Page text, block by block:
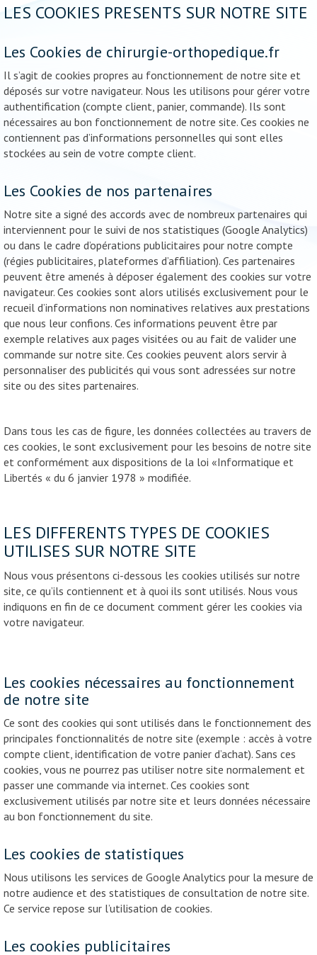
LES COOKIES PRESENTS SUR NOTRE SITE
Les Cookies de chirurgie-orthopedique.fr
Il s’agit de cookies propres au fonctionnement de notre site et
déposés sur votre navigateur. Nous les utilisons pour gérer votre
authentification (compte client, panier, commande). Ils sont
nécessaires au bon fonctionnement de notre site. Ces cookies ne
contiennent pas d’informations personnelles qui sont elles
stockées au sein de votre compte client.
Les Cookies de nos partenaires
Notre site a signé des accords avec de nombreux partenaires qui
interviennent pour le suivi de nos statistiques (Google Analytics)
ou dans le cadre d’opérations publicitaires pour notre compte
(régies publicitaires, plateformes d’affiliation). Ces partenaires
peuvent être amenés à déposer également des cookies sur votre
navigateur. Ces cookies sont alors utilisés exclusivement pour le
recueil d’informations non nominatives relatives aux prestations
que nous leur confions. Ces informations peuvent être par
exemple relatives aux pages visitées ou au fait de valider une
commande sur notre site. Ces cookies peuvent alors servir à
personnaliser des publicités qui vous sont adressées sur notre
site ou des sites partenaires.
Dans tous les cas de figure, les données collectées au travers de
ces cookies, le sont exclusivement pour les besoins de notre site
et conformément aux dispositions de la loi «Informatique et
Libertés « du 6 janvier 1978 » modifiée.
LES DIFFERENTS TYPES DE COOKIES
UTILISES SUR NOTRE SITE
Nous vous présentons ci-dessous les cookies utilisés sur notre
site, ce qu’ils contiennent et à quoi ils sont utilisés. Nous vous
indiquons en fin de ce document comment gérer les cookies via
votre navigateur.
Les cookies nécessaires au fonctionnement
de notre site
Ce sont des cookies qui sont utilisés dans le fonctionnement des
principales fonctionnalités de notre site (exemple : accès à votre
compte client, identification de votre panier d’achat). Sans ces
cookies, vous ne pourrez pas utiliser notre site normalement et
passer une commande via internet. Ces cookies sont
exclusivement utilisés par notre site et leurs données nécessaire
au bon fonctionnement du site.
Les cookies de statistiques
Nous utilisons les services de Google Analytics pour la mesure de
notre audience et des statistiques de consultation de notre site.
Ce service repose sur l’utilisation de cookies.
Les cookies publicitaires